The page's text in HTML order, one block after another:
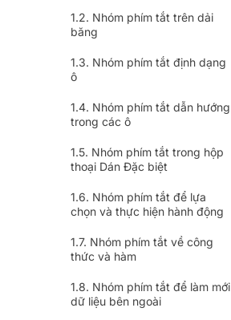
Nhóm phím tắt trên dải
băng
Nhóm phím tắt định dạng
ô
Nhóm phím tắt dẫn hướng
trong các ô
Nhóm phím tắt trong hộp
thoại Dán Đặc biệt
Nhóm phím tắt để lựa
chọn và thực hiện hành động
Nhóm phím tắt về công
thức và hàm
Nhóm phím tắt để làm mới
dữ liệu bên ngoài